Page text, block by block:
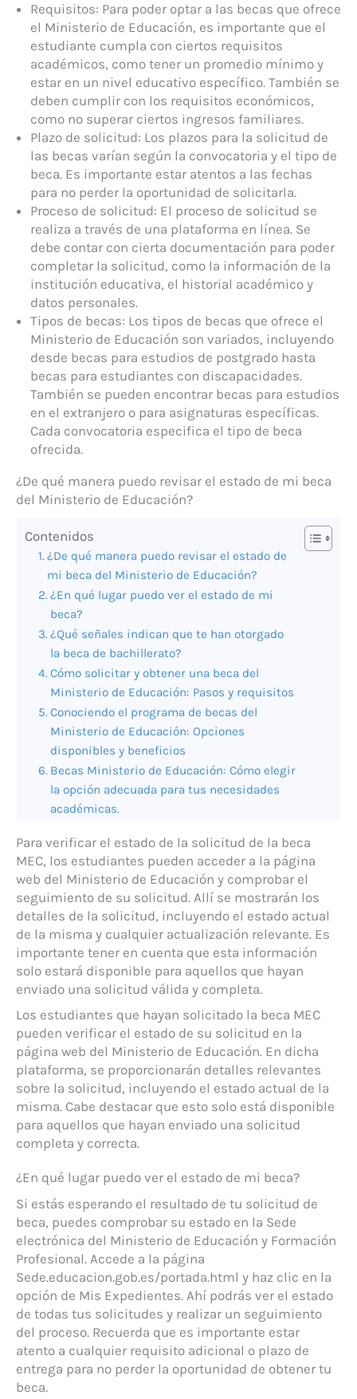
Requisitos: Para poder optar a las becas que ofrece
el Ministerio de Educación, es importante que el
estudiante cumpla con ciertos requisitos
académicos, como tener un promedio mínimo y
estar en un nivel educativo específico. También se
deben cumplir con los requisitos económicos,
como no superar ciertos ingresos familiares.
Plazo de solicitud: Los plazos para la solicitud de
las becas varían según la convocatoria y el tipo de
beca. Es importante estar atentos a las fechas
para no perder la oportunidad de solicitarla.
Proceso de solicitud: El proceso de solicitud se
realiza a través de una plataforma en línea. Se
debe contar con cierta documentación para poder
completar la solicitud, como la información de la
institución educativa, el historial académico y
datos personales.
Tipos de becas: Los tipos de becas que ofrece el
Ministerio de Educación son variados, incluyendo
desde becas para estudios de postgrado hasta
becas para estudiantes con discapacidades.
También se pueden encontrar becas para estudios
en el extranjero o para asignaturas específicas.
Cada convocatoria especifica el tipo de beca
ofrecida.
¿De qué manera puedo revisar el estado de mi beca
del Ministerio de Educación?
Contenidos
¿De qué manera puedo revisar el estado de
mi beca del Ministerio de Educación?
¿En qué lugar puedo ver el estado de mi
beca?
¿Qué señales indican que te han otorgado
la beca de bachillerato?
Cómo solicitar y obtener una beca del
Ministerio de Educación: Pasos y requisitos
Conociendo el programa de becas del
Ministerio de Educación: Opciones
disponibles y beneficios
Becas Ministerio de Educación: Cómo elegir
la opción adecuada para tus necesidades
académicas.
Para verificar el estado de la solicitud de la beca
MEC, los estudiantes pueden acceder a la página
web del Ministerio de Educación y comprobar el
seguimiento de su solicitud. Allí se mostrarán los
detalles de la solicitud, incluyendo el estado actual
de la misma y cualquier actualización relevante. Es
importante tener en cuenta que esta información
solo estará disponible para aquellos que hayan
enviado una solicitud válida y completa.
Los estudiantes que hayan solicitado la beca MEC
pueden verificar el estado de su solicitud en la
página web del Ministerio de Educación. En dicha
plataforma, se proporcionarán detalles relevantes
sobre la solicitud, incluyendo el estado actual de la
misma. Cabe destacar que esto solo está disponible
para aquellos que hayan enviado una solicitud
completa y correcta.
¿En qué lugar puedo ver el estado de mi beca?
Si estás esperando el resultado de tu solicitud de
beca, puedes comprobar su estado en la Sede
electrónica del Ministerio de Educación y Formación
Profesional. Accede a la página
Sede.educacion.gob.es/portada.html y haz clic en la
opción de Mis Expedientes. Ahí podrás ver el estado
de todas tus solicitudes y realizar un seguimiento
del proceso. Recuerda que es importante estar
atento a cualquier requisito adicional o plazo de
entrega para no perder la oportunidad de obtener tu
beca.